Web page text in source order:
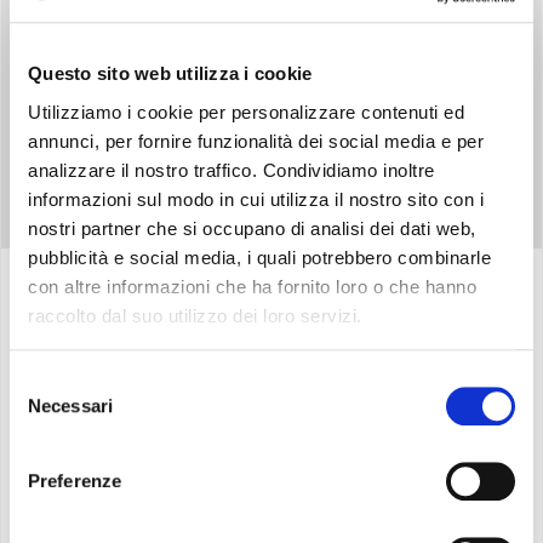
Questo sito web utilizza i cookie
Utilizziamo i cookie per personalizzare contenuti ed
annunci, per fornire funzionalità dei social media e per
analizzare il nostro traffico. Condividiamo inoltre
informazioni sul modo in cui utilizza il nostro sito con i
nostri partner che si occupano di analisi dei dati web,
pubblicità e social media, i quali potrebbero combinarle
con altre informazioni che ha fornito loro o che hanno
raccolto dal suo utilizzo dei loro servizi.
delNecessari
Preferenze
Specifiche
Versione da incasso con pannello radiante
: Spessore d’incasso a parete di soli 142
mm